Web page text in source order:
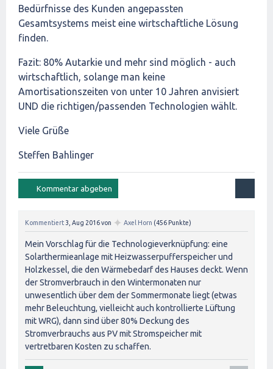
Bedürfnisse des Kunden angepassten
Gesamtsystems meist eine wirtschaftliche Lösung
finden.
Fazit: 80% Autarkie und mehr sind möglich - auch
wirtschaftlich, solange man keine
Amortisationszeiten von unter 10 Jahren anvisiert
UND die richtigen/passenden Technologien wählt.
Viele Grüße
Steffen Bahlinger
Kommentiert 3, Aug 2016von ✦ Axel Horn (456 Punkte)
Mein Vorschlag für die Technologieverknüpfung: eine
Solarthermieanlage mit Heizwasserpufferspeicher und
Holzkessel, die den Wärmebedarf des Hauses deckt. Wenn
der Stromverbrauch in den Wintermonaten nur
unwesentlich über dem der Sommermonate liegt (etwas
mehr Beleuchtung, vielleicht auch kontrollierte Lüftung
mit WRG), dann sind über 80% Deckung des
Stromverbrauchs aus PV mit Stromspeicher mit
vertretbaren Kosten zu schaffen.